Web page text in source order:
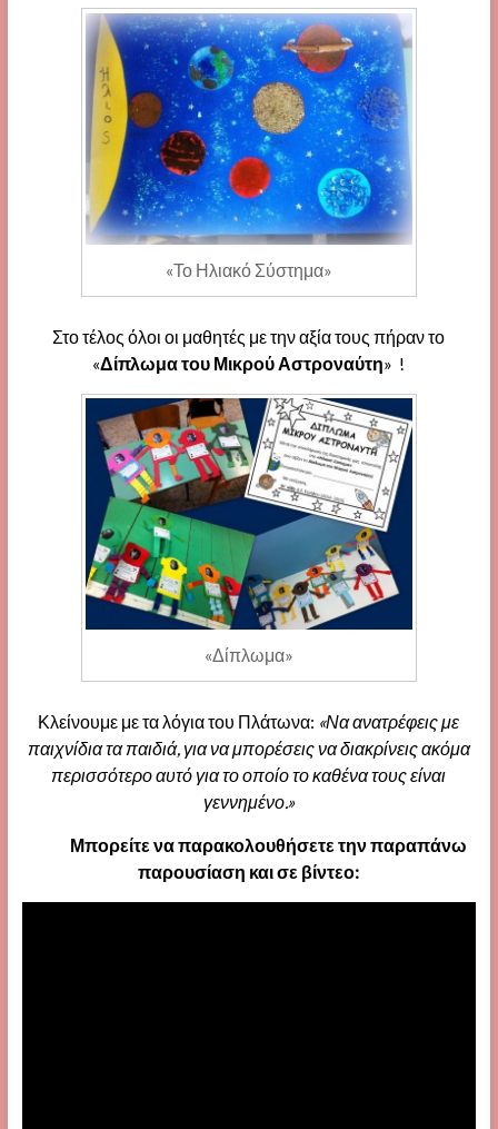
«Το Ηλιακό Σύστημα»
Στο τέλος όλοι οι μαθητές με την αξία τους πήραν το
«Δίπλωμα του Μικρού Αστροναύτη» !
«Δίπλωμα»
Κλείνουμε με τα λόγια του Πλάτωνα: «Να ανατρέφεις με
παιχνίδια τα παιδιά, για να μπορέσεις να διακρίνεις ακόμα
περισσότερο αυτό για το οποίο το καθένα τους είναι
γεννημένο.»
Μπορείτε να παρακολουθήσετε την παραπάνω
παρουσίαση και σε βίντεο: